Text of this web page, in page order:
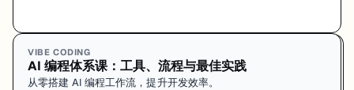
VIBE CODING
AI 编程体系课：工具、流程与最佳实践
从零搭建 AI 编程工作流，提升开发效率。